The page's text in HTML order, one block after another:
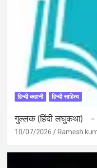
हिन्दी कहानी हिन्दी साहित्य
गुल्लक (हिंदी लघुकथा) –
10/07/2026 Ramesh